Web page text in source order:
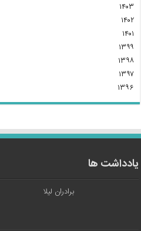
۱۴۰۳
۱۴۰۲
۱۴۰۱
۱۳۹۹
۱۳۹۸
۱۳۹۷
۱۳۹۶
یادداشت ها
برادران لیلا